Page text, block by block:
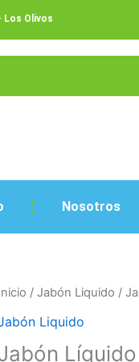
Los Olivos
Nosotros
/ Jabón Liquido /
Liquido
Líquido